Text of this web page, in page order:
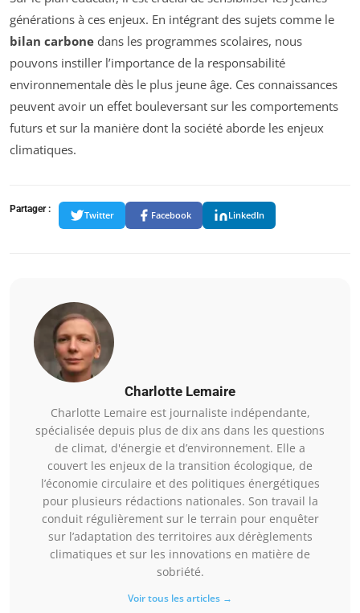
générations à ces enjeux. En intégrant des sujets comme le
bilan carbone dans les programmes scolaires, nous
pouvons instiller l’importance de la responsabilité
environnementale dès le plus jeune âge. Ces connaissances
peuvent avoir un effet bouleversant sur les comportements
futurs et sur la manière dont la société aborde les enjeux
climatiques.
Partager :
Twitter Facebook LinkedIn
Charlotte Lemaire
Charlotte Lemaire est journaliste indépendante,
spécialisée depuis plus de dix ans dans les questions
de climat, d'énergie et d’environnement. Elle a
couvert les enjeux de la transition écologique, de
l’économie circulaire et des politiques énergétiques
pour plusieurs rédactions nationales. Son travail la
conduit régulièrement sur le terrain pour enquêter
sur l’adaptation des territoires aux dérèglements
climatiques et sur les innovations en matière de
sobriété.
Voir tous les articles →